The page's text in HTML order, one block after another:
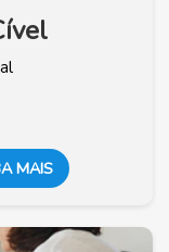
MAIS